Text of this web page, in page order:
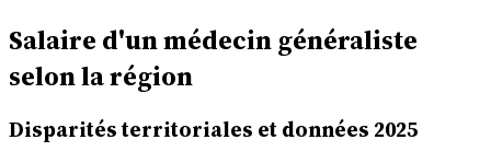
Salaire d'un médecin généraliste
selon la région
Disparités territoriales et données 2025